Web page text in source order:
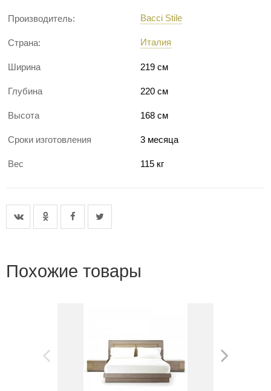
Производитель: Bacci Stile
Страна: Италия
Ширина 219 см
Глубина 220 см
Высота 168 см
Сроки изготовления 3 месяца
Вес 115 кг
Похожие товары